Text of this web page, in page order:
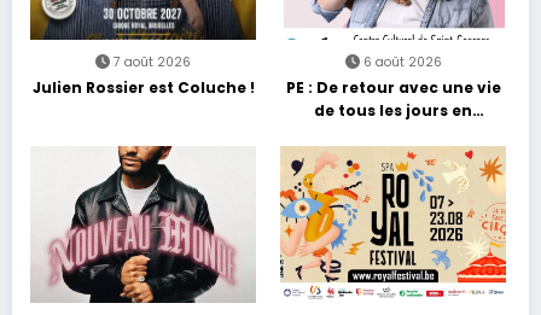
7 août 2026
Julien Rossier est Coluche !
6 août 2026
PE : De retour avec une vie
de tous les jours en